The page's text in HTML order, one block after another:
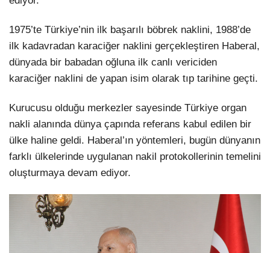
1975’te Türkiye’nin ilk başarılı böbrek naklini, 1988’de
ilk kadavradan karaciğer naklini gerçekleştiren Haberal,
dünyada bir babadan oğluna ilk canlı vericiden
karaciğer naklini de yapan isim olarak tıp tarihine geçti.
Kurucusu olduğu merkezler sayesinde Türkiye organ
nakli alanında dünya çapında referans kabul edilen bir
ülke haline geldi. Haberal’ın yöntemleri, bugün dünyanın
farklı ülkelerinde uygulanan nakil protokollerinin temelini
oluşturmaya devam ediyor.